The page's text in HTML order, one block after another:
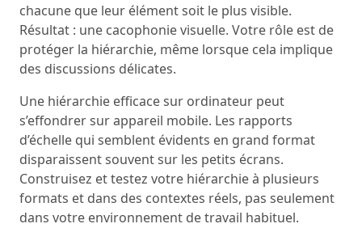
chacune que leur élément soit le plus visible.
Résultat : une cacophonie visuelle. Votre rôle est de
protéger la hiérarchie, même lorsque cela implique
des discussions délicates.
Une hiérarchie efficace sur ordinateur peut
s’effondrer sur appareil mobile. Les rapports
d’échelle qui semblent évidents en grand format
disparaissent souvent sur les petits écrans.
Construisez et testez votre hiérarchie à plusieurs
formats et dans des contextes réels, pas seulement
dans votre environnement de travail habituel.